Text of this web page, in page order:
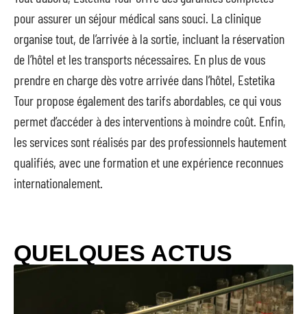
pour assurer un séjour médical sans souci. La clinique
organise tout, de l’arrivée à la sortie, incluant la réservation
de l’hôtel et les transports nécessaires. En plus de vous
prendre en charge dès votre arrivée dans l’hôtel, Estetika
Tour propose également des tarifs abordables, ce qui vous
permet d’accéder à des interventions à moindre coût. Enfin,
les services sont réalisés par des professionnels hautement
qualifiés, avec une formation et une expérience reconnues
internationalement.
QUELQUES ACTUS